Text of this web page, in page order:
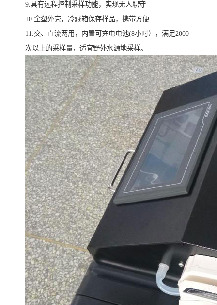
9.具有远程控制采样功能，实现无人职守
10.全塑外壳，冷藏箱保存样品，携带方便
11.交、直流两用，内置可充电电池(8小时），满足2000
次以上的采样量，适宜野外水源地采样。